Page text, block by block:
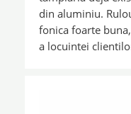
din aluminiu.
fonica foarte
a locuintei